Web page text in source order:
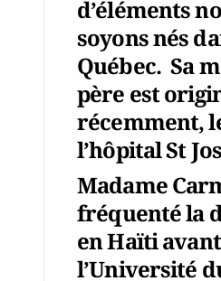
d’éléments
soyons nés
Québec. Sa
père est
récemment,
l’hôpital St
Madame
fréquenté la
en Haïti
l’Université